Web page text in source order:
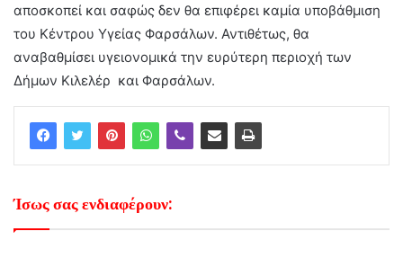
αποσκοπεί και σαφώς δεν θα επιφέρει καμία υποβάθμιση
του Κέντρου Υγείας Φαρσάλων. Αντιθέτως, θα
αναβαθμίσει υγειονομικά την ευρύτερη περιοχή των
Δήμων Κιλελέρ και Φαρσάλων.
Ίσως σας ενδιαφέρουν: